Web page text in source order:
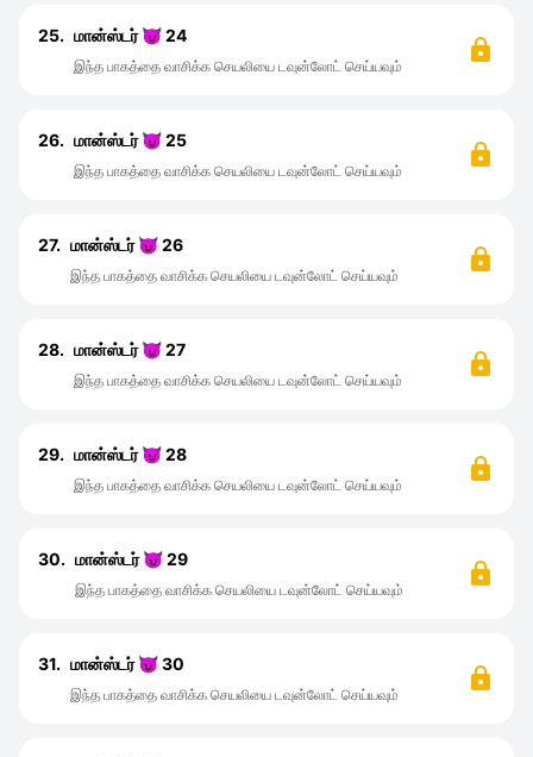
25. மான்ஸ்டர் 😈 24
இந்த பாகத்தை வாசிக்க செயலியை டவுன்லோட் செய்யவும்
26. மான்ஸ்டர் 😈 25
இந்த பாகத்தை வாசிக்க செயலியை டவுன்லோட் செய்யவும்
27. மான்ஸ்டர் 😈 26
இந்த பாகத்தை வாசிக்க செயலியை டவுன்லோட் செய்யவும்
28. மான்ஸ்டர் 😈 27
இந்த பாகத்தை வாசிக்க செயலியை டவுன்லோட் செய்யவும்
29. மான்ஸ்டர் 😈 28
இந்த பாகத்தை வாசிக்க செயலியை டவுன்லோட் செய்யவும்
30. மான்ஸ்டர் 😈 29
இந்த பாகத்தை வாசிக்க செயலியை டவுன்லோட் செய்யவும்
31. மான்ஸ்டர் 😈 30
இந்த பாகத்தை வாசிக்க செயலியை டவுன்லோட் செய்யவும்